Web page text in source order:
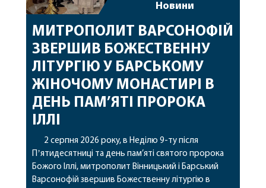
Новини
МИТРОПОЛИТ ВАРСОНОФІЙ
ЗВЕРШИВ БОЖЕСТВЕННУ
ЛІТУРГІЮ У БАРСЬКОМУ
ЖІНОЧОМУ МОНАСТИРІ В
ДЕНЬ ПАМ’ЯТІ ПРОРОКА
ІЛЛІ
2 серпня 2026 року, в Неділю 9-ту після
Пʼятидесятниці та день пам’яті святого пророка
Божого Іллі, митрополит Вінницький і Барський
Варсонофій звершив Божественну літургію в